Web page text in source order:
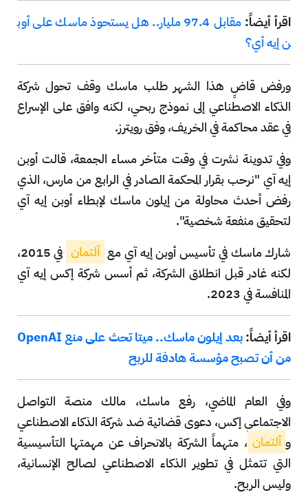
اقرأ أيضاً:
مقابل 97.4 مليار.. هل يستحوذ ماسك على أوب
ن إيه أي؟
ورفض قاضٍ هذا الشهر طلب ماسك وقف تحول شركة
الذكاء الاصطناعي إلى نموذج ربحي، لكنه وافق على الإسراع
في عقد محاكمة في الخريف، وفق رويترز.
وفي تدوينة نشرت في وقت متأخر مساء الجمعة، قالت أوبن
إيه آي "نرحب بقرار المحكمة الصادر في الرابع من مارس، الذي
رفض أحدث محاولة من إيلون ماسك لإبطاء أوبن إيه آي
لتحقيق منفعة شخصية".
شارك ماسك في تأسيس أوبن إيه آي مع ألتمان
في 2015،
لكنه غادر قبل انطلاق الشركة، ثم أسس شركة إكس إيه آي
المنافسة في 2023.
اقرأ أيضاً:
بعد إيلون ماسك.. ميتا تحث على منع OpenAI
من أن تصبح مؤسسة هادفة للربح
وفي العام الماضي، رفع ماسك، مالك منصة التواصل
الاجتماعي إكس، دعوى قضائية ضد شركة الذكاء الاصطناعي
و ألتمان ، متهماً الشركة بالانحراف عن مهمتها التأسيسية
التي تتمثل في تطوير الذكاء الاصطناعي لصالح الإنسانية،
وليس الربح.